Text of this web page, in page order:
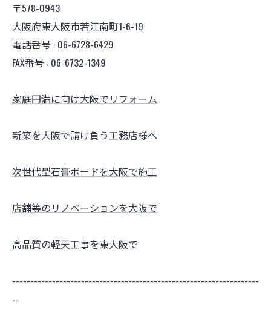
〒578-0943
大阪府東大阪市若江南町1-6-19
電話番号 : 06-6728-6429
FAX番号 : 06-6732-1349
家庭円満に向け大阪でリフォーム
新築を大阪で請け負う工務店様へ
次世代型石膏ボードを大阪で施工
店舗等のリノベーションを大阪で
高品質の軽天工事を東大阪で
--------------------------------------------------------------------
--